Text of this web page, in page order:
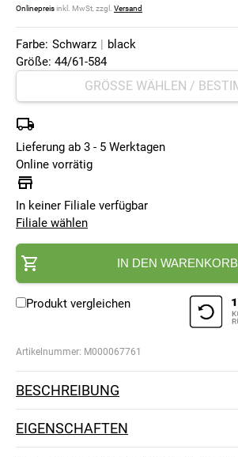
Onlinepreisinkl. MwSt, zzgl. Versand
Farbe: Schwarz | black
Größe: 44/61-584
Lieferung ab 3 - 5 Werktagen
Online vorrätig
In keiner Filiale verfügbar
Filiale wählen
IN DEN WARENKORB
Produkt vergleichen
Artikelnummer: M000067761
BESCHREIBUNG
EIGENSCHAFTEN